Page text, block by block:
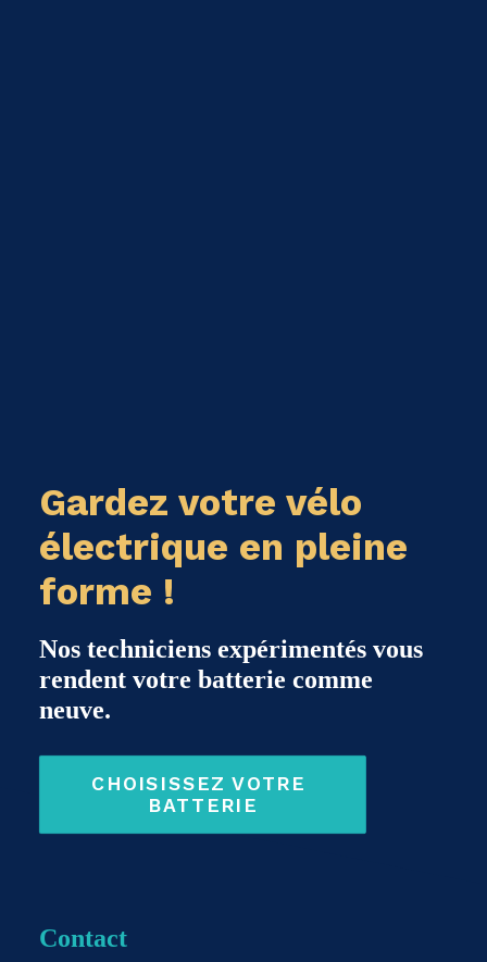
Gardez votre vélo
électrique en pleine
forme !
Nos techniciens expérimentés vous
rendent votre batterie comme
neuve.
CHOISISSEZ VOTRE
BATTERIE
Contact